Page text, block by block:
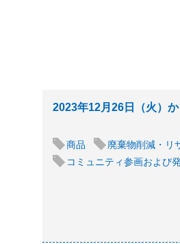
2023年12月26日（火）
商品 廃棄物削減・リ
コミュニティ参画および